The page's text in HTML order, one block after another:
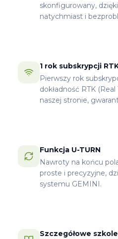
skonfigurowany,
natychmiast i
1 rok subskrypcji
Pierwszy rok
dokładność RTK
naszej stronie,
Funkcja U-TURN
Nawroty na końcu
proste i precyzyjne,
systemu GEMINI.
Szczegółowe